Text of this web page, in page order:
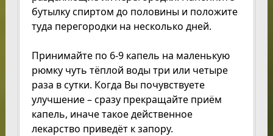
бутылку спиртом до половины и положите
туда перегородки на несколько дней.
Принимайте по 6-9 капель на маленькую
рюмку чуть тёплой воды три или четыре
раза в сутки. Когда Вы почувствуете
улучшение – сразу прекращайте приём
капель, иначе такое действенное
лекарство приведёт к запору.